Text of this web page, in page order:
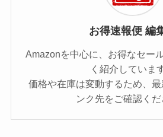
お得速報便 編
Amazonを中心に、お得なセー
く紹介していま
価格や在庫は変動するため、
ンク先をご確認くだ